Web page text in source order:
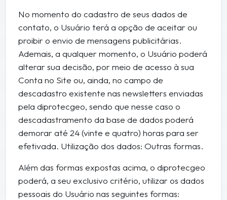
No momento do cadastro de seus dados de
contato, o Usuário terá a opção de aceitar ou
proibir o envio de mensagens publicitárias.
Ademais, a qualquer momento, o Usuário poderá
alterar sua decisão, por meio de acesso à sua
Conta no Site ou, ainda, no campo de
descadastro existente nas newsletters enviadas
pela diprotecgeo, sendo que nesse caso o
descadastramento da base de dados poderá
demorar até 24 (vinte e quatro) horas para ser
efetivada. Utilização dos dados: Outras formas.
Além das formas expostas acima, o diprotecgeo
poderá, a seu exclusivo critério, utilizar os dados
pessoais do Usuário nas seguintes formas: